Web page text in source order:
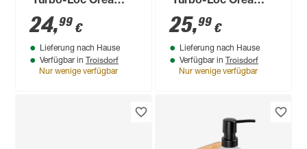
Bamboo'
schwarz/bambus
24,99 €
Lieferung nach Hause
Verfügbar in Troisdorf
Nur wenige verfügbar
Bamboo' Bambus,
Glas satiniert mit
Halterung
25,99 €
Lieferung nach Hause
Verfügbar in Troisdorf
Nur wenige verfügbar